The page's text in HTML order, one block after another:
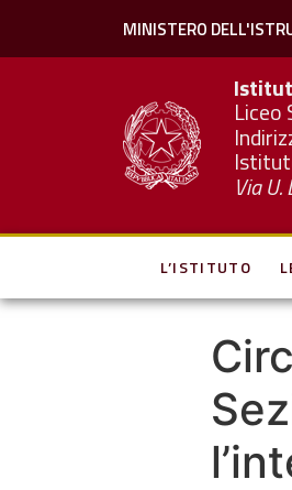
MINISTERO
Liceo
Via
L’ISTITUTO